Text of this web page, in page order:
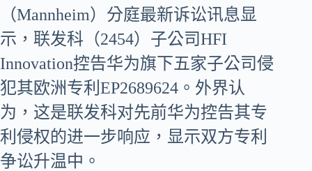
（Mannheim）分庭最新诉讼讯息显
示，联发科（2454）子公司HFI
Innovation控告华为旗下五家子公司侵
犯其欧洲专利EP2689624。外界认
为，这是联发科对先前华为控告其专
利侵权的进一步响应，显示双方专利
争讼升温中。